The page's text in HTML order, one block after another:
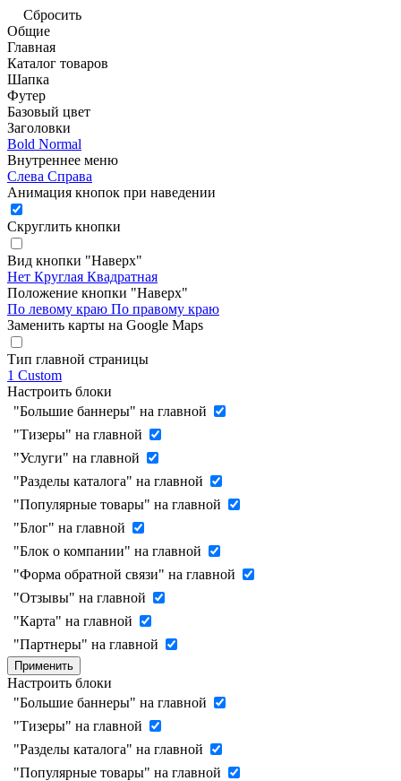
Сбросить
Общие
Главная
Каталог товаров
Шапка
Футер
Базовый цвет
Заголовки
Bold Normal
Внутреннее меню
Слева Справа
Анимация кнопок при наведении
Скруглить кнопки
Вид кнопки "Наверх"
Нет Круглая Квадратная
Положение кнопки "Наверх"
По левому краю По правому краю
Заменить карты на Google Maps
Тип главной страницы
1 Custom
Настроить блоки
"Большие баннеры" на главной
"Тизеры" на главной
"Услуги" на главной
"Разделы каталога" на главной
"Популярные товары" на главной
"Блог" на главной
"Блок о компании" на главной
"Форма обратной связи" на главной
"Отзывы" на главной
"Карта" на главной
"Партнеры" на главной
Применить
Настроить блоки
"Большие баннеры" на главной
"Тизеры" на главной
"Разделы каталога" на главной
"Популярные товары" на главной